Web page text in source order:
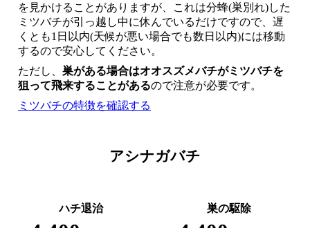
を見かけることがありますが、これは分蜂(巣別れ)した
ミツバチが引っ越し中に休んでいるだけですので、遅
くとも1日以内(天候が悪い場合でも数日以内)には移動
するので安心してください。
ただし、 巣がある場合はオオスズメバチがミツバチを
狙って飛来することがあるので注意が必要です。
ミツバチの特徴を確認する
アシナガバチ
ハチ退治 巣の駆除